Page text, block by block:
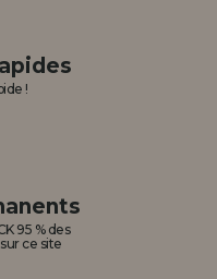
!
95 % des
ce site